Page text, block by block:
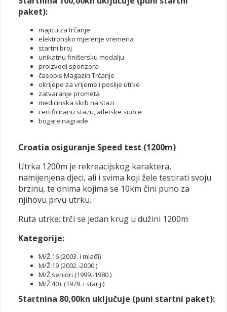
paket):
majicu za trčanje
elektronsko mjerenje vremena
startni broj
unikatnu finišersku medalju
proizvodi sponzora
časopis Magazin Trčanje
okrijepe za vrijeme i poslije utrke
zatvaranje prometa
medicinska skrb na stazi
certificiranu stazu, atletske sudce
bogate nagrade
Croatia osiguranje Speed test (1200m)
Utrka 1200m je rekreacijskog karaktera,
namijenjena djeci, ali i svima koji žele testirati svoju
brzinu, te onima kojima se 10km čini puno za
njihovu prvu utrku.
Ruta utrke: trči se jedan krug u dužini 1200m
Kategorije:
M/Ž 16 (2003. i mlađi)
M/Ž 19 (2002.-2000.)
M/Ž seniori (1999.-1980.)
M/Ž 40+ (1979. i stariji)
Startnina 80,00kn uključuje (puni startni paket):